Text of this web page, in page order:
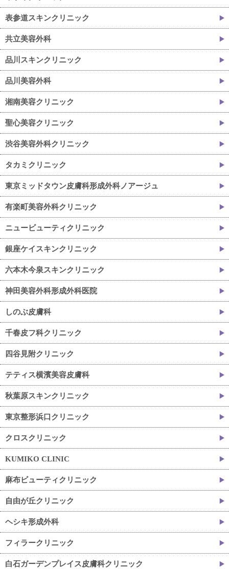
表参道スキンクリニック
共立美容外科
品川スキンクリニック
品川美容外科
湘南美容クリニック
聖心美容クリニック
渋谷美容外科クリニック
タカミクリニック
東京ミッドタウン皮膚科形成外科ノアージュ
有楽町美容外科クリニック
ニュービューティクリニック
銀座ケイスキンクリニック
六本木今泉スキンクリニック
神田美容外科形成外科医院
しのぶ皮膚科
千春皮フ科クリニック
四谷見附クリニック
テティス横濱美容皮膚科
秋葉原スキンクリニック
東京整形浜口クリニック
クロスクリニック
KUMIKO CLINIC
麻布ビューティクリニック
自由が丘クリニック
ヘシキ形成外科
フィラークリニック
白石ガーデンプレイス皮膚科クリニック